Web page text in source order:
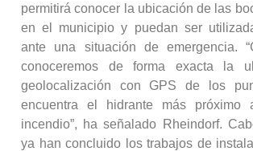
permitirá conocer la ubicación de las
en el municipio y puedan ser
ante una situación de emergencia.
conoceremos de forma exacta la
geolocalización con GPS de los
encuentra el hidrante más próximo
incendio”, ha señalado Rheindorf.
ya han concluido los trabajos de